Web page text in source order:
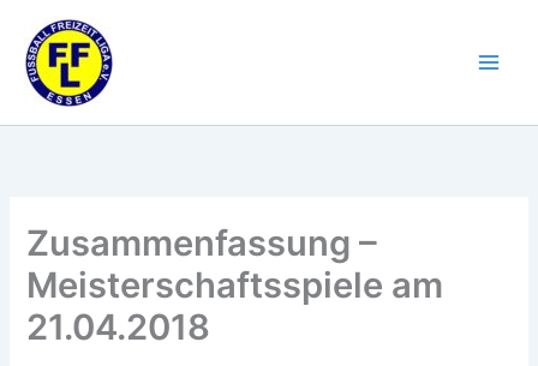
Inhalt
springen
Zusammenfassung –
Meisterschaftsspiele am
21.04.2018